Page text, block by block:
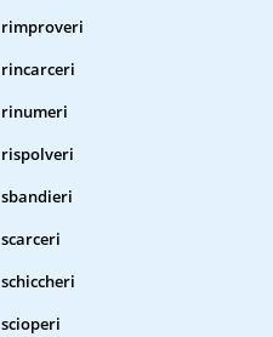
rimproveri
rincarceri
rinumeri
rispolveri
sbandieri
scarceri
schiccheri
scioperi